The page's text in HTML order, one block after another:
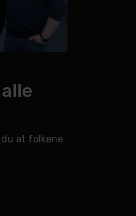
du at folkene